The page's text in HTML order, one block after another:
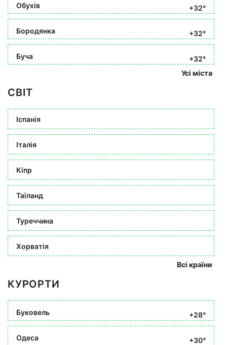
Обухів +32°
Бородянка +32°
Буча
+32°
Усі міста
СВІТ
Іспанія
Італія
Кіпр
Таїланд
Туреччина
Хорватія
Всі країни
КУРОРТИ
Буковель +28°
Одеса +30°